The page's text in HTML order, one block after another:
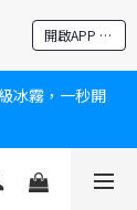
開啟APP 享隱藏優惠
極限
電動牙刷、藍芽
冰霧，一秒開
極限